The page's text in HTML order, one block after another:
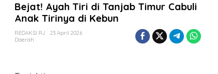
a
t
!
Bejat! Ayah Tiri di Tanjab Timur Cabuli
Anak Tirinya di Kebun
REDAKSI RJ
23 April 2026
Daerah